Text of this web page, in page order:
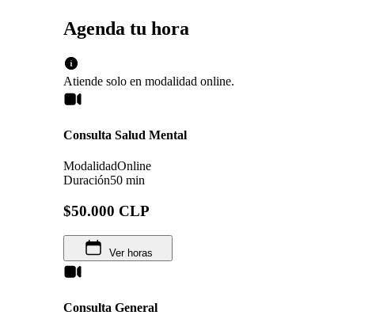
Agenda tu hora
Atiende solo en modalidad online.
Consulta Salud Mental
ModalidadOnline
Duración50 min
$50.000 CLP
Ver horas
Consulta General